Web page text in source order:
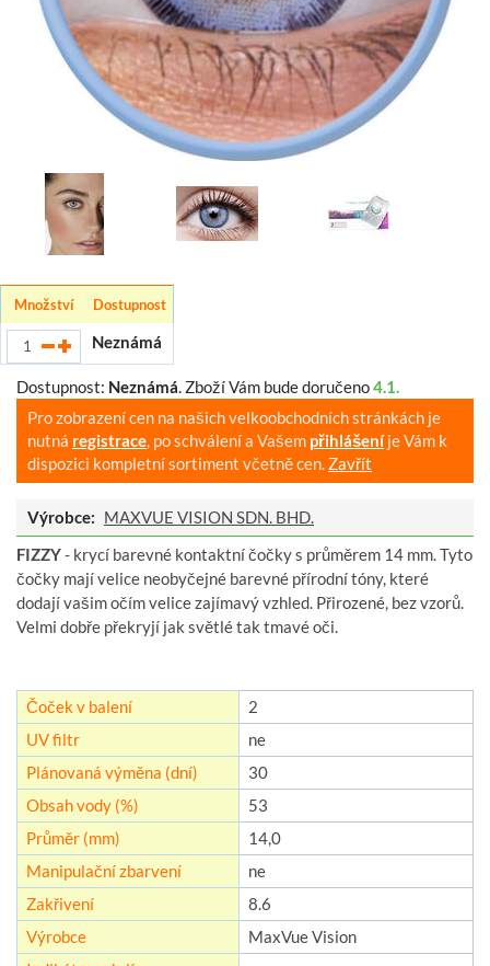
Množství Dostupnost
Neznámá
Dostupnost: Neznámá. Zboží Vám bude doručeno4.1.
Pro zobrazení cen na našich velkoobchodních stránkách je
nutná registrace, po schválení a Vašem přihlášeníje Vám k
dispozici kompletní sortiment včetně cen. Zavřít
Výrobce: MAXVUE VISION SDN. BHD.
FIZZY- krycí barevné kontaktní čočky s průměrem 14 mm. Tyto
čočky mají velice neobyčejné barevné přírodní tóny, které
dodají vašim očím velice zajímavý vzhled. Přirozené, bez vzorů.
Velmi dobře překryjí jak světlé tak tmavé oči.
Čoček v balení
2
UV filtr
ne
Plánovaná výměna (dní)
30
Obsah vody (%)
53
Průměr (mm)
14,0
Manipulační zbarvení
ne
Zakřivení
8.6
Výrobce
MaxVue Vision